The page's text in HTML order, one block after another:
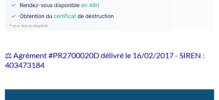
⚖️ Agrément #PR2700020D délivré le 16/02/2017 - SIREN :
403473184